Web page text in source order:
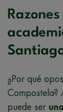
¿Por qué
Compostela?
puede ser